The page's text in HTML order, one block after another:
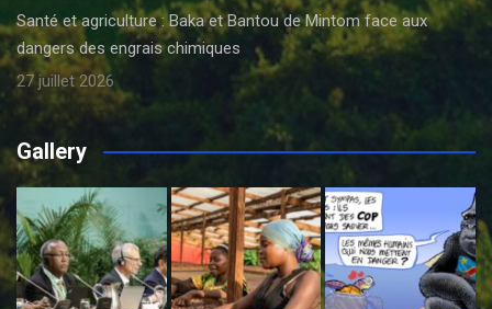
Santé et agriculture : Baka et Bantou de Mintom face aux
dangers des engrais chimiques
27 juillet 2026
Gallery